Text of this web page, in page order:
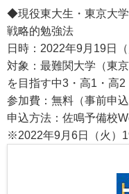
◆現役東大生・東京大
戦略的勉強法
日時：2022年9月19日
対象：最難関大学（東
を目指す中3・高1・高2
参加費：無料（事前申込
申込方法：佐鳴予備校
※2022年9月6日（火）